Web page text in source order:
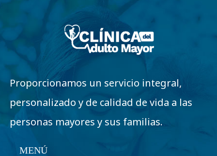
Proporcionamos un servicio integral,
personalizado y de calidad de vida a las
personas mayores y sus familias.
MENÚ